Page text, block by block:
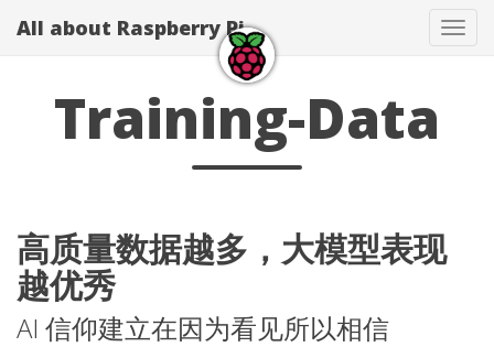
All about Raspberry Pi
Training-Data
高质量数据越多，大模型表现
越优秀
AI 信仰建立在因为看见所以相信